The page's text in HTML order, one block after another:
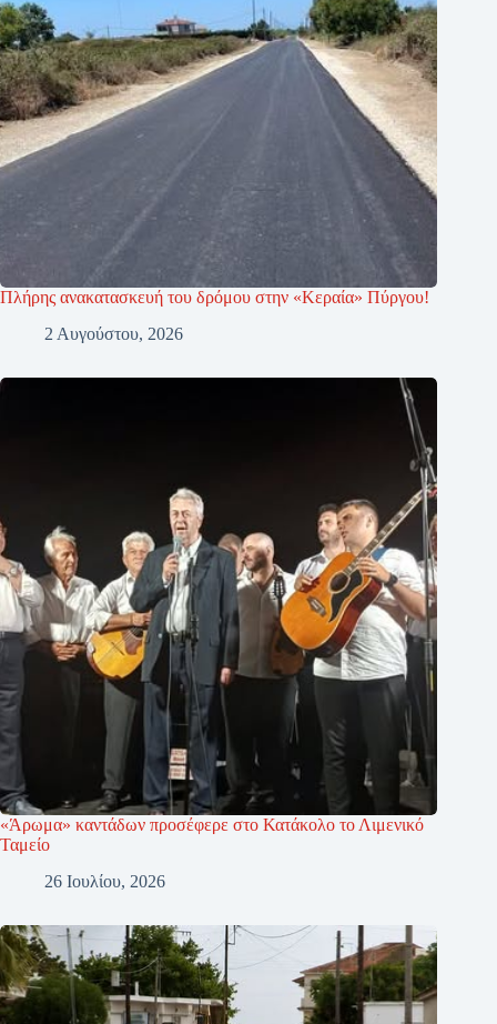
Πλήρης ανακατασκευή του δρόμου στην «Κεραία» Πύργου!
2 Αυγούστου, 2026
«Άρωμα» καντάδων προσέφερε στο Κατάκολο το Λιμενικό
Ταμείο
26 Ιουλίου, 2026